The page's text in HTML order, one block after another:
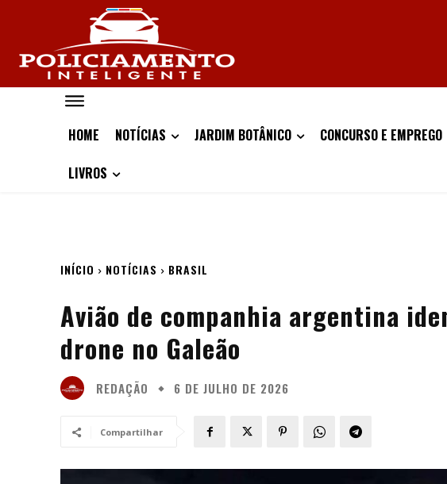
HOME NOTÍCIAS JARDIM BOTÂNICO CONCURSO E EMPREGO
LIVROS
INÍCIO NOTÍCIAS BRASIL
Avião de companhia argentina
drone no Galeão
REDAÇÃO 6 DE JULHO DE 2026
Compartilhar